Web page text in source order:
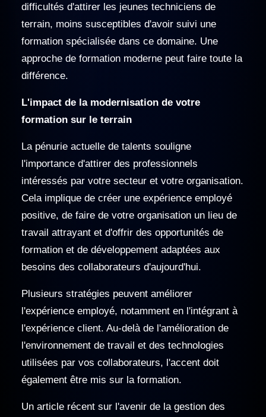
difficultés d'attirer les jeunes techniciens de
terrain, moins susceptibles d'avoir suivi une
formation spécialisée dans ce domaine. Une
approche de formation moderne peut faire toute la
différence.
L'impact de la modernisation de votre
formation sur le terrain
La pénurie actuelle de talents souligne
l'importance d'attirer des professionnels
intéressés par votre secteur et votre organisation.
Cela implique de créer une expérience employé
positive, de faire de votre organisation un lieu de
travail attrayant et d'offrir des opportunités de
formation et de développement adaptées aux
besoins des collaborateurs d'aujourd'hui.
Plusieurs stratégies peuvent améliorer
l'expérience employé, notamment en l'intégrant à
l'expérience client. Au-delà de l'amélioration de
l'environnement de travail et des technologies
utilisées par vos collaborateurs, l'accent doit
également être mis sur la formation.
Un article récent sur l'avenir de la gestion des